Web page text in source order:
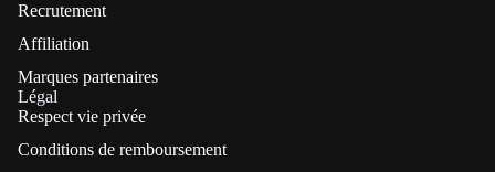
Recrutement
Affiliation
Marques partenaires
Légal
Respect vie privée
Conditions de remboursement
Coordonnées
Politique de remboursement